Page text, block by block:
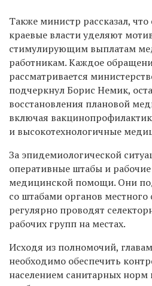
Также министр рассказал,
краевые власти уделяют
стимулирующим выплатам
работникам. Каждое
рассматривается
подчеркнул Борис Немик,
восстановления плановой
включая
и высокотехнологичные
За эпидемиологической
оперативные штабы и
медицинской помощи. Они
со штабами органов местного
регулярно проводят
рабочих групп на местах.
Исходя из полномочий,
необходимо обеспечить
населением санитарных норм